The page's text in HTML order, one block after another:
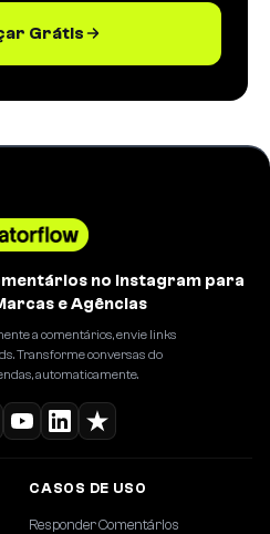
Grátis
no Instagram para
e Agências
a comentários, envie links
Transforme conversas do
automaticamente.
CASOS DE USO
Responder Comentários